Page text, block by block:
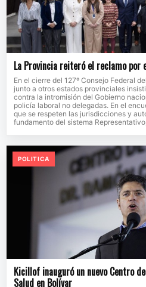
La Provincia reiteró el reclamo
En el cierre del 127º Consejo Federal
junto a otros estados provinciales
contra la intromisión del Gobierno
policía laboral no delegadas. En el
que se respeten las jurisdicciones y
fundamento del sistema
POLITICA
Kicillof inauguró un nuevo Centro
Salud en Bolívar